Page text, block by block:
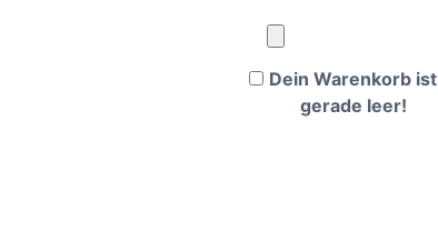
Dein Warenkorb ist
gerade leer!